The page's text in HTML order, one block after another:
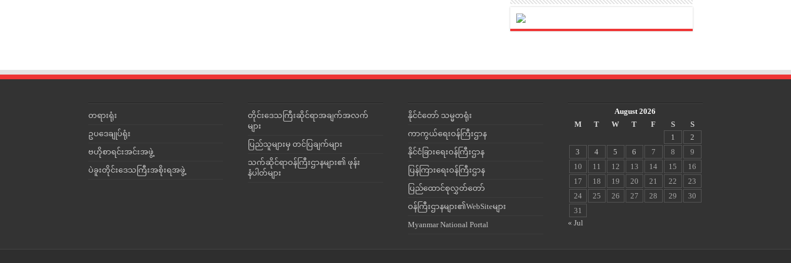
တရားရုံး
ဥပဒေချုပ်ရုံး
ဗဟိုစာရင်းအင်းအဖွဲ့
ပဲခူးတိုင်းဒေသကြီးအစိုးရအဖွဲ့
တိုင်းဒေသကြီးဆိုင်ရာအချက်အလက်
များ
ပြည်သူများမှ တင်ပြချက်များ
သက်ဆိုင်ရာဝန်ကြီးဌာနများ၏ ဖုန်း
နံပါတ်များ
နိုင်ငံတော် သမ္မတရုံး
ကာကွယ်ရေးဝန်ကြီးဌာန
နိုင်ငံခြားရေးဝန်ကြီးဌာန
ပြန်ကြားရေးဝန်ကြီးဌာန
ပြည်ထောင်စုလွှတ်တော်
ဝန်ကြီးဌာနများ၏WebSiteများ
Myanmar National Portal
August 2026
M
T W T F S
S
1
2
3
4 5 6 7 8
9
10
11 12 13 14 15
16
17
18 19 20 21 22
23
24
25 26 27 28 29
30
31
« Jul